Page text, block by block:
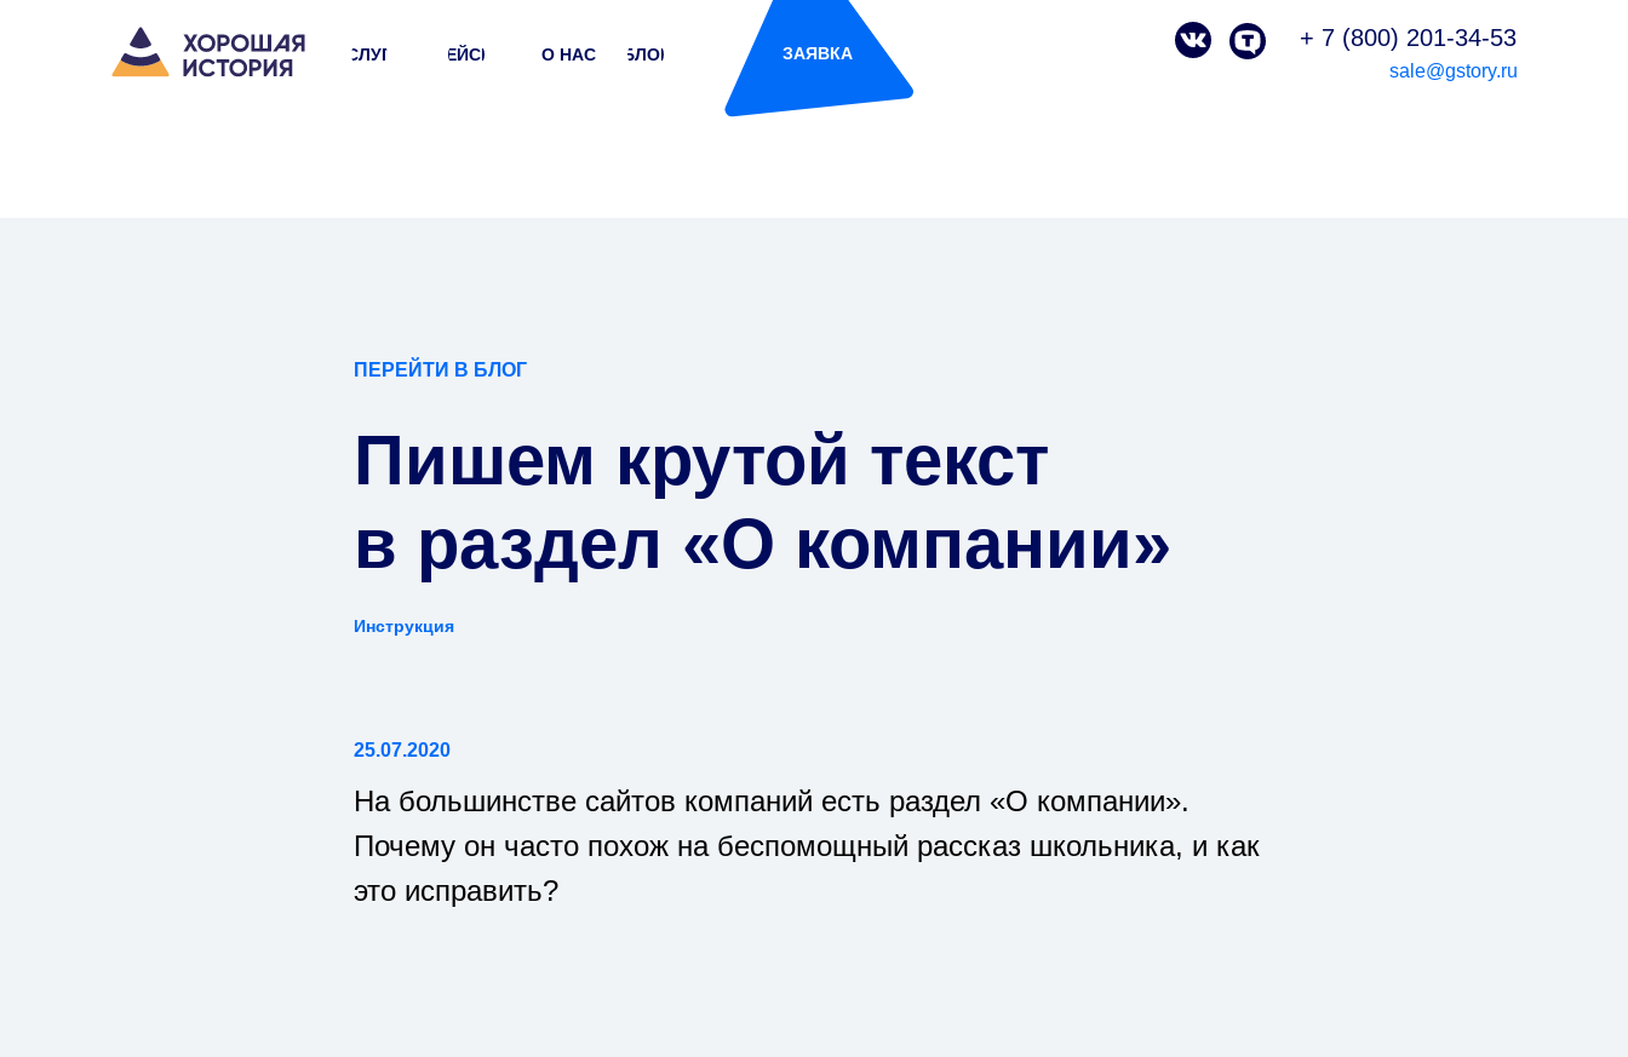
ЗАЯВКА
+ 7 (800) 201-34-53
sale@gstory.ru
О НАС
УСЛУГИ КЕЙСЫ БЛОГ
Пишем крутой текст
в раздел «О компании»
Инструкция
ПЕРЕЙТИ В БЛОГ
25.07.2020
На большинстве сайтов компаний есть раздел «О компании».
Почему он часто похож на беспомощный рассказ школьника, и как
это исправить?